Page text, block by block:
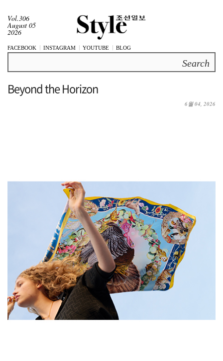
Vol.306
August 05
2026
FACEBOOK INSTAGRAM YOUTUBE BLOG
Beyond the Horizon
6월 04, 2026